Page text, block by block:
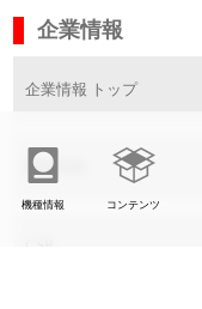
機種情報 コンテンツ
企業情報
企業情報 トップ
事業内容